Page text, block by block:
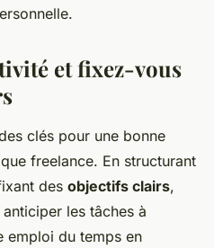
et fixez-vous
clés pour une bonne
freelance. En structurant
des objectifs clairs,
les tâches à
emploi du temps en